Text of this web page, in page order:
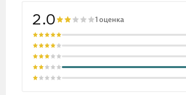
2.0 1 оценка